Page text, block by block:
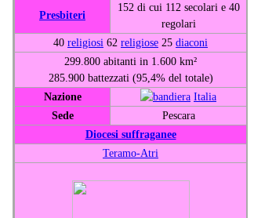
Presbiteri
152 di cui 112 secolari e 40
regolari
40 religiosi 62 religiose 25 diaconi
299.800 abitanti in 1.600 km²
285.900 battezzati (95,4% del totale)
Nazione
Italia
Sede
Pescara
Diocesi suffraganee
Teramo-Atri